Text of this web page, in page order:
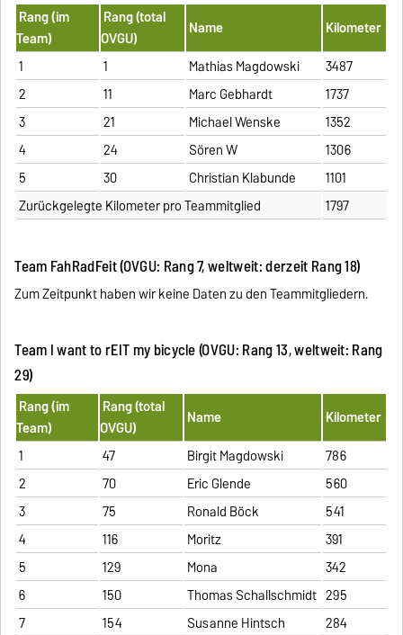
Rang (im
Team)
Rang (total
OVGU)
Name
Kilometer
1
1 Mathias Magdowski
3487
2
11 Marc Gebhardt
1737
3
21 Michael Wenske
1352
4
24 Sören W
1306
5
30 Christian Klabunde
1101
Zurückgelegte Kilometer pro Teammitglied
1797
Team FahRadFeit (OVGU: Rang 7, weltweit: derzeit Rang 18)
Zum Zeitpunkt haben wir keine Daten zu den Teammitgliedern.
Team I want to rEIT my bicycle (OVGU: Rang 13, weltweit: Rang
29)
Rang (im
Team)
Rang (total
OVGU)
Name
Kilometer
1
47 Birgit Magdowski
786
2
70 Eric Glende
560
3
75 Ronald Böck
541
4
116 Moritz
391
5
129 Mona
342
6
150 Thomas Schallschmidt 295
7
154 Susanne Hintsch
284